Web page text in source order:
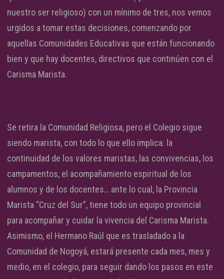
nuestro ser religioso) con un mínimo de tres, nos vemos
urgidos a tomar estas decisiones, comenzando por
aquellas Comunidades Educativas que están funcionando
bien y que hay docentes, directivos que continúen con el
Carisma Marista.
Se retira la Comunidad Religiosa, pero el Colegio sigue
siendo marista, con todo lo que ello implica: la
continuidad de los valores maristas, las convivencias, los
campamentos, el acompañamiento espiritual de los
alumnos y de los docentes… ante lo cual, la Provincia
Marista “Cruz del Sur”, tiene todo un equipo provincial
para acompañar y cuidar la vivencia del Carisma Marista.
Asimismo, el Hermano Raúl que es trasladado a la
Comunidad de Nogoyá, estará presente cada mes, mes y
medio, en el colegio, para seguir dando los pasos en este